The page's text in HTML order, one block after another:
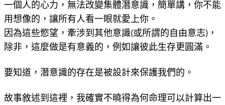
一個人的心力，無法改變集體潛意識，簡單講，你不能
用想像的，讓所有人看一眼就愛上你。
因為這些慾望，牽涉到其他意識(或所謂的自由意志)，
除非，這麼做是有意義的，例如讓彼此生存更圓滿。
要知道，潛意識的存在是被設計來保護我們的。
故事敘述到這裡，我確實不曉得為何命理可以計算出一